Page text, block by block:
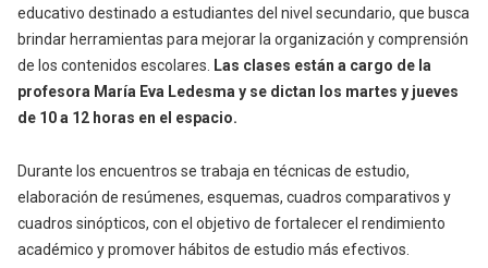
educativo destinado a estudiantes del nivel secundario, que busca
brindar herramientas para mejorar la organización y comprensión
de los contenidos escolares. Las clases están a cargo de la
profesora María Eva Ledesma y se dictan los martes y jueves
de 10 a 12 horas en el espacio.
Durante los encuentros se trabaja en técnicas de estudio,
elaboración de resúmenes, esquemas, cuadros comparativos y
cuadros sinópticos, con el objetivo de fortalecer el rendimiento
académico y promover hábitos de estudio más efectivos.